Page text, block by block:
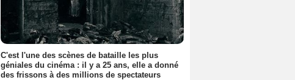
C'est l'une des scènes de bataille les plus
géniales du cinéma : il y a 25 ans, elle a donné
des frissons à des millions de spectateurs